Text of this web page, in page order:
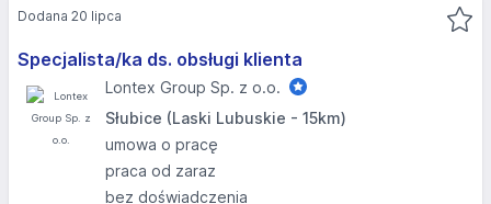
Specjalista/ka ds. obsługi klienta
Lontex Group Sp. z o.o.
Słubice (Laski Lubuskie - 15km)
umowa o pracę
praca od zaraz
bez doświadczenia
Dodana 20 lipca